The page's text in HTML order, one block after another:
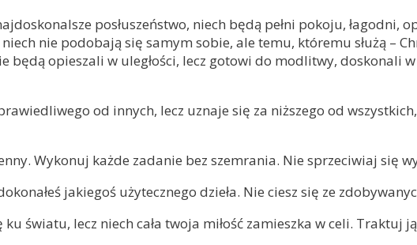
posłuszeństwo, niech będą pełni pokoju, łagodni,
nie podobają się samym sobie, ale temu, któremu służą –
będą opieszali w uległości, lecz gotowi do modlitwy, doskonali
od innych, lecz uznaje się za niższego od wszystkich,
Wykonuj każde zadanie bez szemrania. Nie sprzeciwiaj się
jakiegoś użytecznego dzieła. Nie ciesz się ze
światu, lecz niech cała twoja miłość zamieszka w celi.